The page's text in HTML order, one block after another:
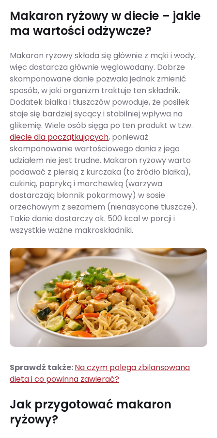
Makaron ryżowy w diecie – jakie
ma wartości odżywcze?
Makaron ryżowy składa się głównie z mąki i wody,
więc dostarcza głównie węglowodany. Dobrze
skomponowane danie pozwala jednak zmienić
sposób, w jaki organizm traktuje ten składnik.
Dodatek białka i tłuszczów powoduje, że posiłek
staje się bardziej sycący i stabilniej wpływa na
glikemię. Wiele osób sięga po ten produkt w tzw.
diecie dla początkujących, ponieważ
skomponowanie wartościowego dania z jego
udziałem nie jest trudne. Makaron ryżowy warto
podawać z piersią z kurczaka (to źródło białka),
cukinią, papryką i marchewką (warzywa
dostarczają błonnik pokarmowy) w sosie
orzechowym z sezamem (nienasycone tłuszcze).
Takie danie dostarczy ok. 500 kcal w porcji i
wszystkie ważne makroskładniki.
Sprawdź także:Na czym polega zbilansowana
dieta i co powinna zawierać?
Jak przygotować makaron
ryżowy?